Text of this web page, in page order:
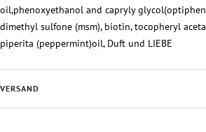
oil,phenoxyethanol and capryly
dimethyl sulfone (msm), biotin, tocopheryl
piperita (peppermint)oil, Duft und LIEBE
VERSAND